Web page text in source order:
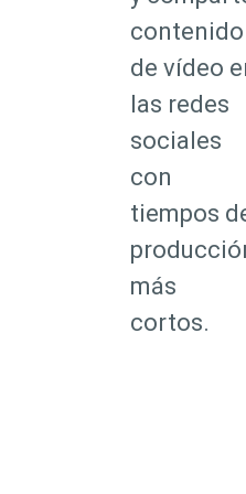
contenido
de vídeo
las redes
sociales
con
tiempos
más
cortos.